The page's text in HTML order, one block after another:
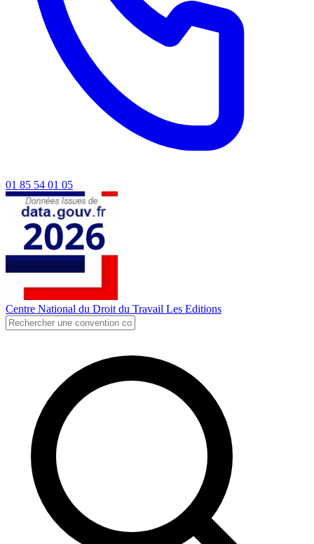
01 85 54 01 05
Centre National du Droit du Travail Les Editions